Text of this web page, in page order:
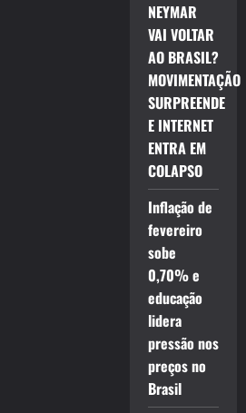
NEYMAR
VAI VOLTAR
AO BRASIL?
MOVIMENTAÇÃO
SURPREENDE
E INTERNET
ENTRA EM
COLAPSO
Inflação de
fevereiro
sobe
0,70% e
educação
lidera
pressão nos
preços no
Brasil